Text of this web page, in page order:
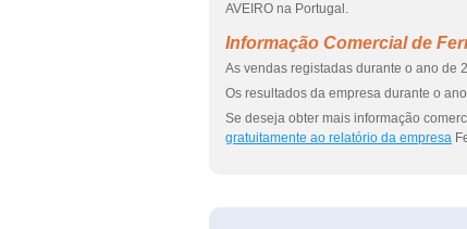
AVEIRO na Portugal.
Informação Comercial de
As vendas registadas durante o ano de
Os resultados da empresa durante o
Se deseja obter mais informação
gratuitamente ao relatório da empresa